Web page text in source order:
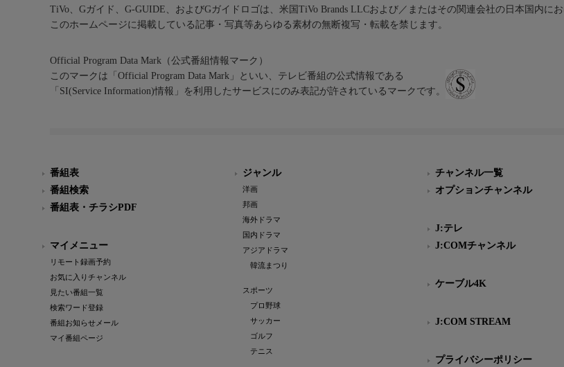
TiVo、Gガイド、G-GUIDE、およびGガイドロゴは、米国TiVo Brands LLCおよび／またはその関連会社の日本国内に
このホームページに掲載している記事・写真等あらゆる素材の無断複写・転載を禁じます。
Official Program Data Mark（公式番組情報マーク）
このマークは「Official Program Data Mark」といい、テレビ番組の公式情報である
「SI(Service Information)情報」を利用したサービスにのみ表記が許されているマークです。
番組表
番組検索
番組表・チラシPDF
マイメニュー
リモート録画予約
お気に入りチャンネル
見たい番組一覧
検索ワード登録
番組お知らせメール
マイ番組ページ
ジャンル
洋画
邦画
海外ドラマ
国内ドラマ
アジアドラマ
韓流まつり
スポーツ
プロ野球
サッカー
ゴルフ
テニス
チャンネル一覧
オプションチャンネル
J:テレ
J:COMチャンネル
ケーブル4K
J:COM STREAM
プライバシーポリシー